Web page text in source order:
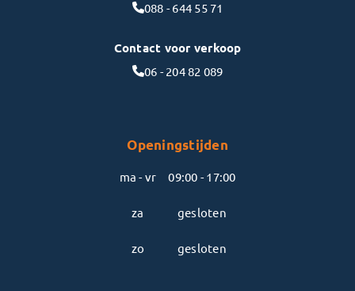
088 - 644 55 71
Contact voor verkoop
06 - 204 82 089
Openingstijden
ma - vr 09:00 - 17:00
za gesloten
zo gesloten